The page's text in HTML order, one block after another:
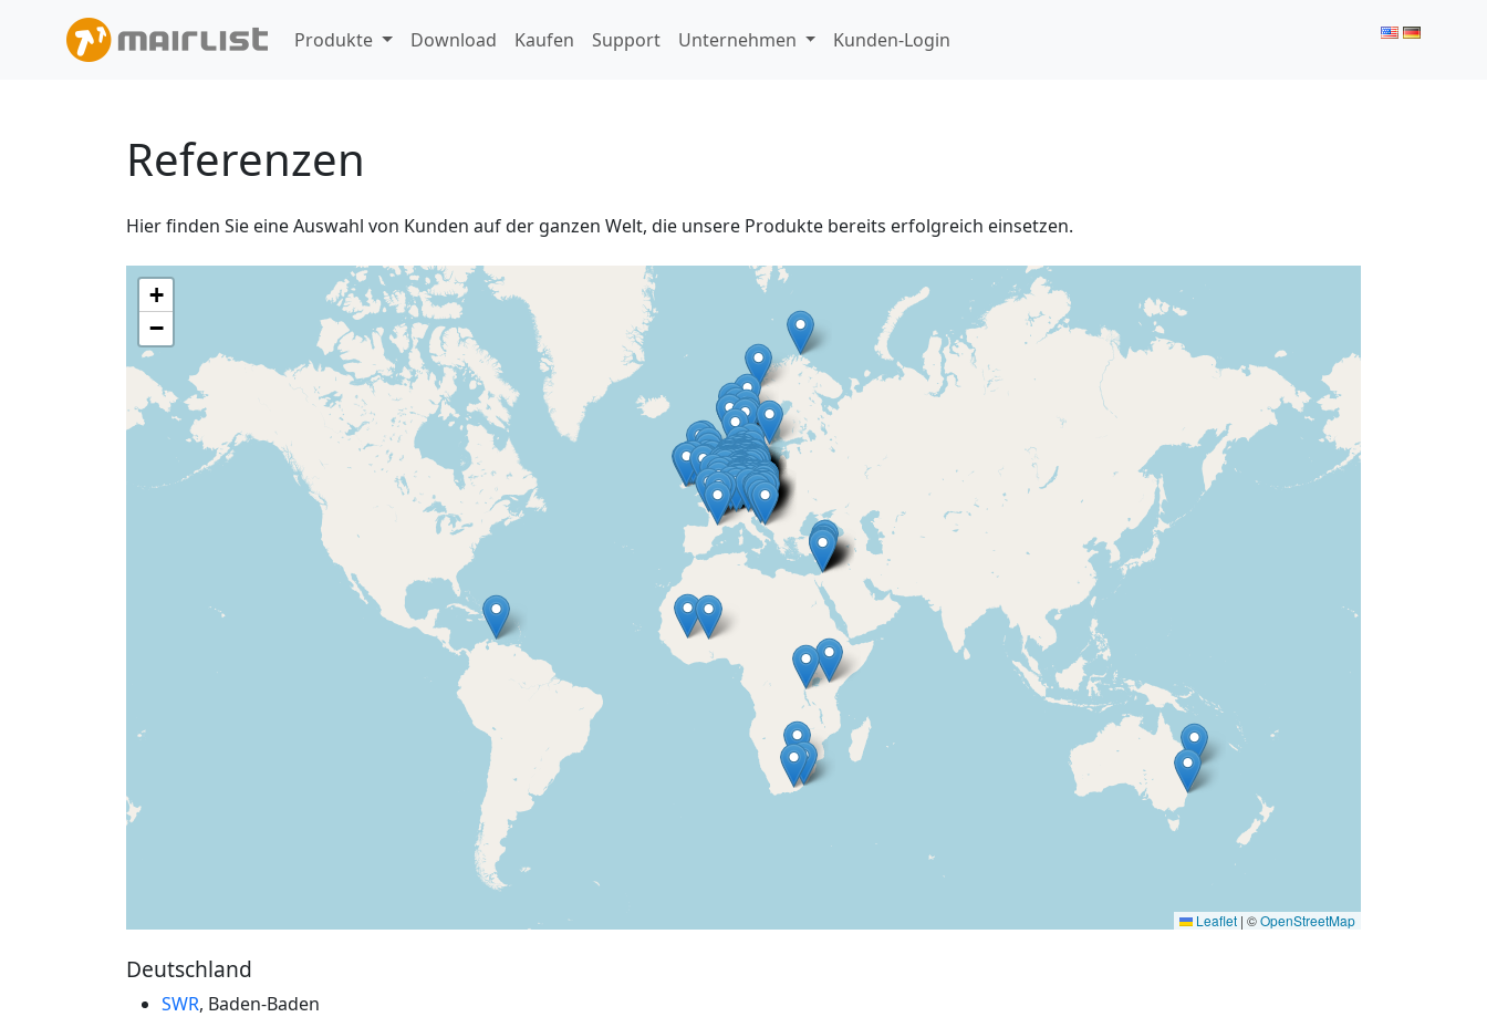
Produkte Download Kaufen Support Unternehmen Kunden-Login
Referenzen
Hier finden Sie eine Auswahl von Kunden auf der ganzen Welt, die unsere Produkte bereits erfolgreich einsetzen.
Map not showing? Be sure you have JavaScript enabled.
+
−
Leaflet | ©OpenStreetMap
Deutschland
SWR, Baden-Baden